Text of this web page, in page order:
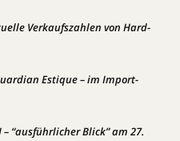
Verkaufszahlen von Hard-
Estique – im Import-
“ausführlicher Blick” am 27.